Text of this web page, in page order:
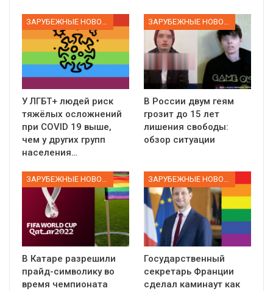
У ЛГБТ+ людей риск
тяжёлых осложнений
при COVID 19 выше,
чем у других групп
населения…
В России двум геям
грозит до 15 лет
лишения свободы:
обзор ситуации
ЗАРУБЕЖНЫЕ НОВОСТИ
В Катаре разрешили
прайд-символику во
время чемпионата
ЗАРУБЕЖНЫЕ НОВОСТИ
Государственный
секретарь Франции
сделал каминаут как